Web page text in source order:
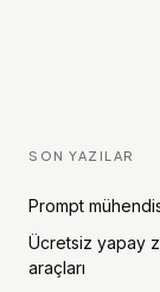
SON YAZILAR
Prompt
Ücretsiz yapay
araçları